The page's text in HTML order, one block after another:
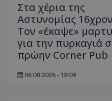
Στα χέρια της
Αστυνομίας
Τον «έκαψε»
για την πυρκαγιά
πρώην Corner Pub
06.08.2026 - 18:09